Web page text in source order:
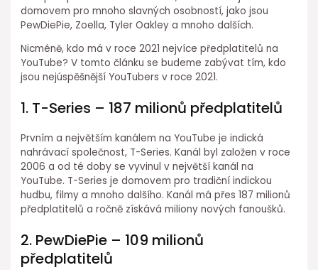
domovem pro mnoho slavných osobností, jako jsou
PewDiePie, Zoella, Tyler Oakley a mnoho dalších.
Nicméně, kdo má v roce 2021 nejvíce předplatitelů na
YouTube? V tomto článku se budeme zabývat tím, kdo
jsou nejúspěšnější YouTubers v roce 2021.
1. T-Series – 187 milionů předplatitelů
Prvním a největším kanálem na YouTube je indická
nahrávací společnost, T-Series. Kanál byl založen v roce
2006 a od té doby se vyvinul v největší kanál na
YouTube. T-Series je domovem pro tradiční indickou
hudbu, filmy a mnoho dalšího. Kanál má přes 187 milionů
předplatitelů a ročně získává miliony nových fanoušků.
2. PewDiePie – 109 milionů
předplatitelů